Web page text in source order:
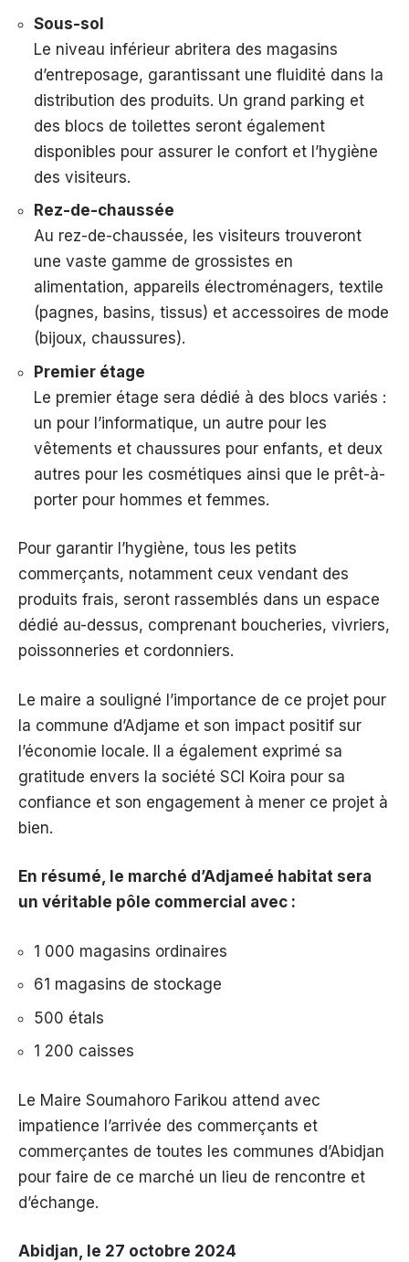
Sous-sol
Le niveau inférieur abritera des magasins
d’entreposage, garantissant une fluidité dans la
distribution des produits. Un grand parking et
des blocs de toilettes seront également
disponibles pour assurer le confort et l’hygiène
des visiteurs.
Rez-de-chaussée
Au rez-de-chaussée, les visiteurs trouveront
une vaste gamme de grossistes en
alimentation, appareils électroménagers, textile
(pagnes, basins, tissus) et accessoires de mode
(bijoux, chaussures).
Premier étage
Le premier étage sera dédié à des blocs variés :
un pour l’informatique, un autre pour les
vêtements et chaussures pour enfants, et deux
autres pour les cosmétiques ainsi que le prêt-à-
porter pour hommes et femmes.
Pour garantir l’hygiène, tous les petits
commerçants, notamment ceux vendant des
produits frais, seront rassemblés dans un espace
dédié au-dessus, comprenant boucheries, vivriers,
poissonneries et cordonniers.
Le maire a souligné l’importance de ce projet pour
la commune d’Adjame et son impact positif sur
l’économie locale. Il a également exprimé sa
gratitude envers la société SCI Koira pour sa
confiance et son engagement à mener ce projet à
bien.
En résumé, le marché d’Adjameé habitat sera
un véritable pôle commercial avec :
1 000 magasins ordinaires
61 magasins de stockage
500 étals
1 200 caisses
Le Maire Soumahoro Farikou attend avec
impatience l’arrivée des commerçants et
commerçantes de toutes les communes d’Abidjan
pour faire de ce marché un lieu de rencontre et
d’échange.
Abidjan, le 27 octobre 2024